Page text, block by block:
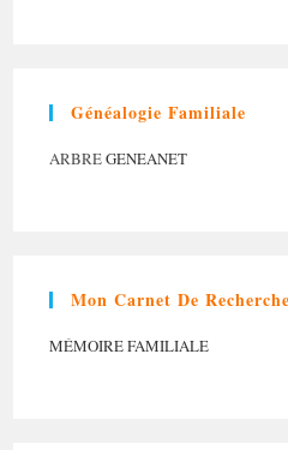
Généalogie Familiale
ARBREGENEANET
Mon Carnet De Recherche
MÉMOIRE FAMILIALE